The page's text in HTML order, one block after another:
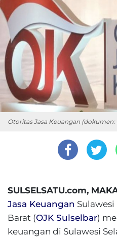
Otoritas Jasa Keuangan
SULSELSATU.com,
Jasa Keuangan Sulawesi
Barat (OJK Sulselbar)
keuangan di Sulawesi